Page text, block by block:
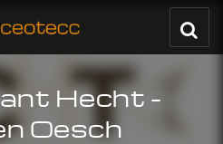
Hecht -
Oesch